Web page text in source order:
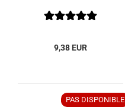
9,38 EUR
PAS DISPONIBLE